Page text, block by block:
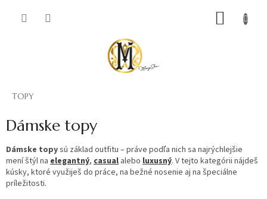
TOPY
Dámske topy
Dámske topysú základ outfitu – práve podľa nich sa najrýchlejšie
mení štýl na elegantný, casual alebo luxusný. V tejto kategórii nájdeš
kúsky, ktoré využiješ do práce, na bežné nosenie aj na špeciálne
príležitosti.